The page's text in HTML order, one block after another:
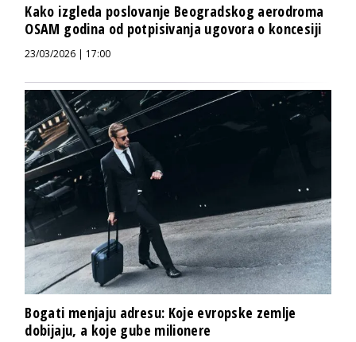
Kako izgleda poslovanje Beogradskog aerodroma
OSAM godina od potpisivanja ugovora o koncesiji
23/03/2026 | 17:00
Bogati menjaju adresu: Koje evropske zemlje
dobijaju, a koje gube milionere